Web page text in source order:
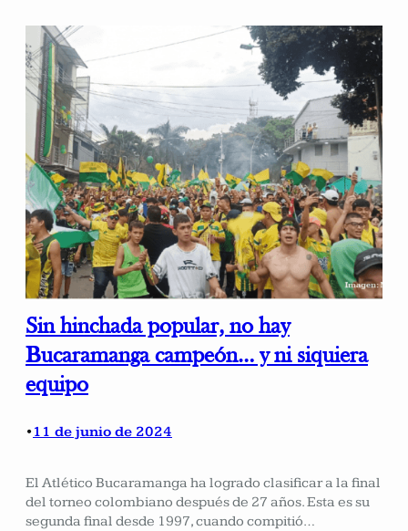
Sin hinchada popular, no hay
Bucaramanga campeón… y ni siquiera
equipo
•11 de junio de 2024
El Atlético Bucaramanga ha logrado clasificar a la final
del torneo colombiano después de 27 años. Esta es su
segunda final desde 1997, cuando compitió…